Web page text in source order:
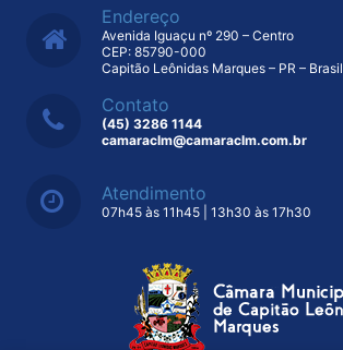
Endereço
Avenida Iguaçu nº 290 – Centro
CEP: 85790-000
Capitão Leônidas Marques – PR – Brasil
Contato
(45) 3286 1144
camaraclm@camaraclm.com.br
Atendimento
07h45 às 11h45 | 13h30 às 17h30